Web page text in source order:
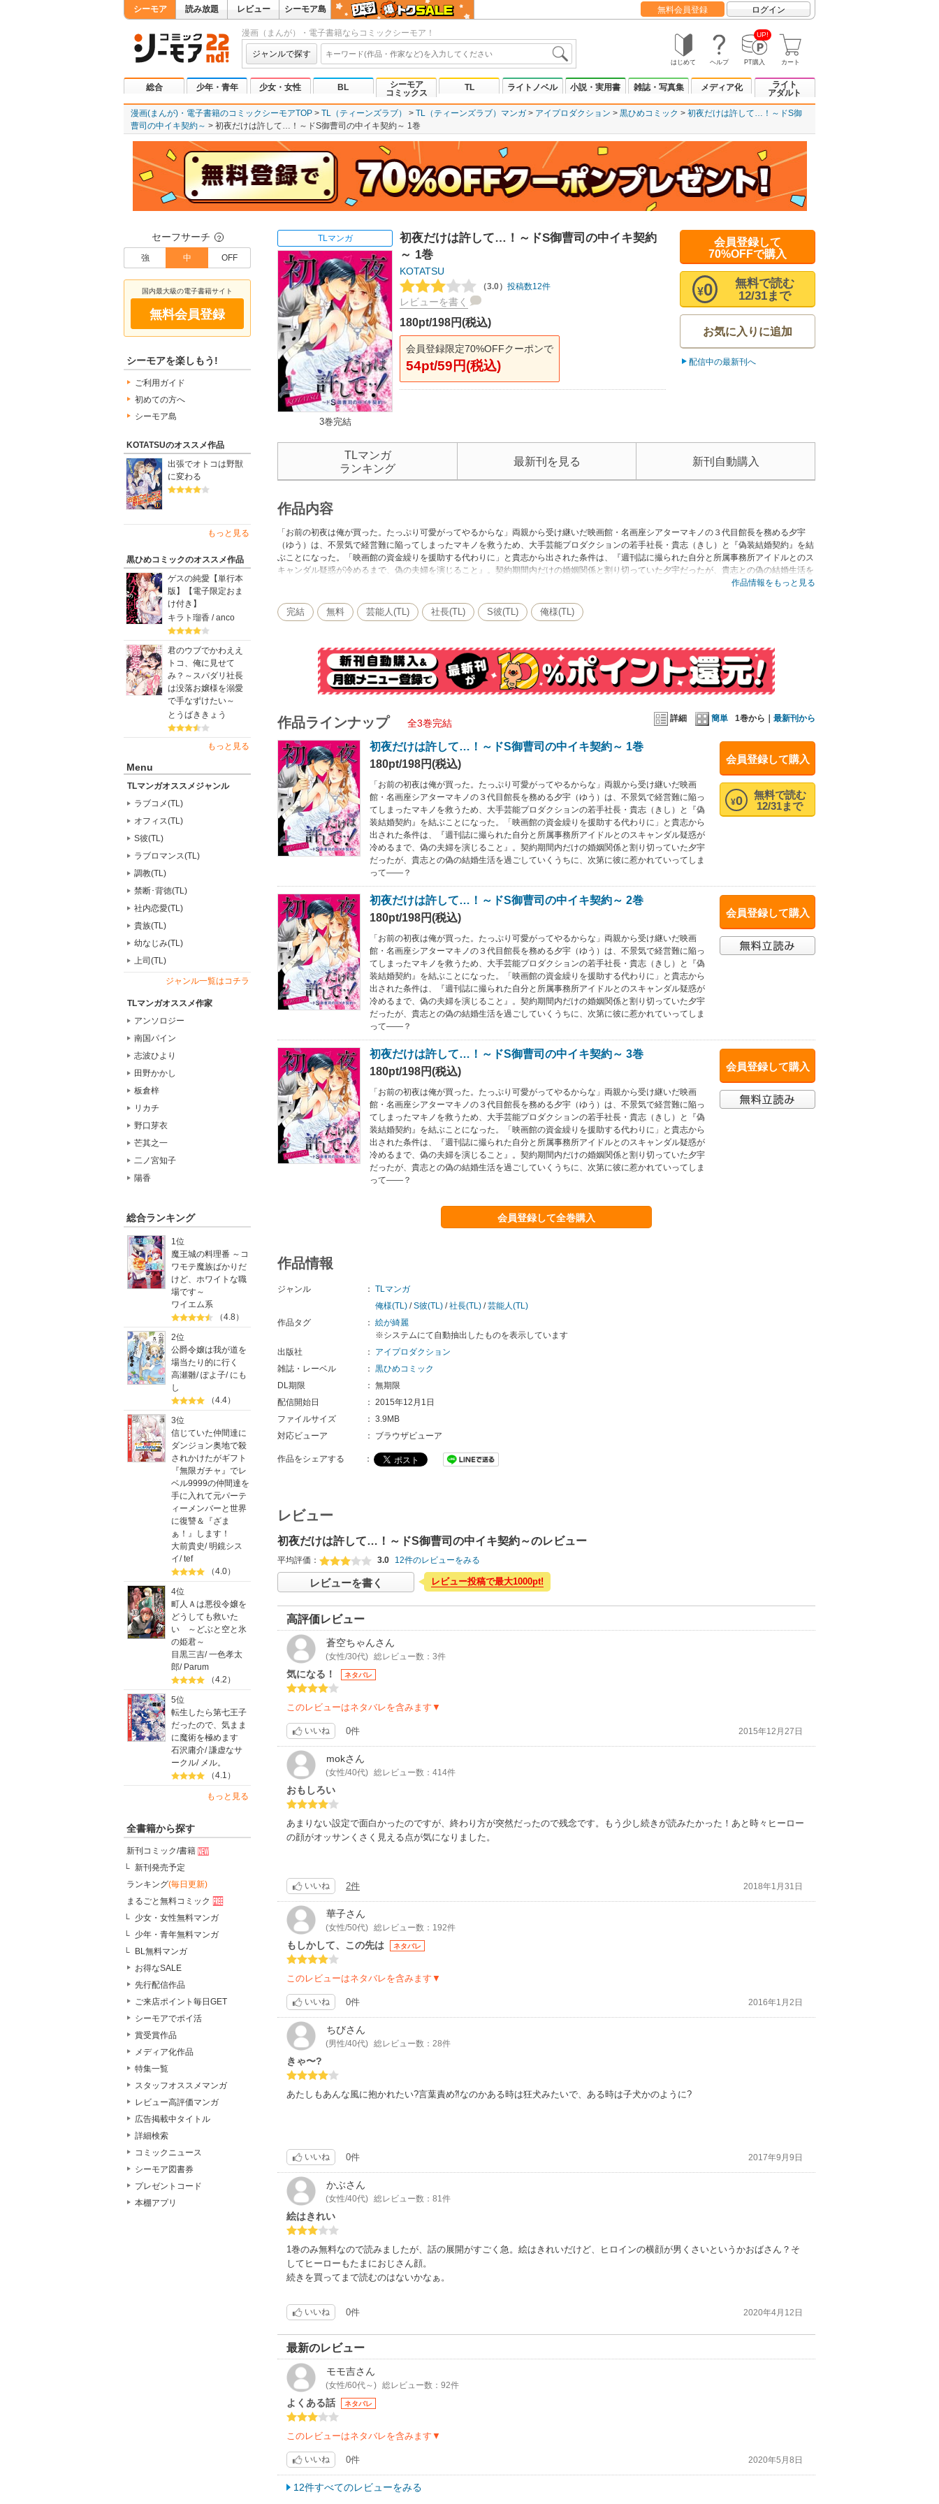
シーモア 読み放題 レビュー シーモア島 無料会員登録 ログイン
漫画（まんが）・電子書籍ならコミックシーモア！
ジャンルで探す
はじめて ヘルプ
UP!
PT購入 カート
総合 少年・青年 少女・女性 BL
シーモア
コミックス
TL ライトノベル 小説・実用書 雑誌・写真集 メディア化
ライト
アダルト
漫画(まんが)・電子書籍のコミックシーモアTOP TL（ティーンズラブ） TL（ティーンズラブ）マンガ アイプロダクション 黒ひめコミック
初夜だけは許して…！～ドS御
曹司の中イキ契約～
初夜だけは許して…！～ドS御曹司の中イキ契約～ 1巻
セーフサーチ ？
強 中 OFF
国内最大級の電子書籍サイト
無料会員登録
シーモアを楽しもう!
ご利用ガイド
初めての方へ
シーモア島
KOTATSUのオススメ作品
出張でオトコは野獣
に変わる
もっと見る
黒ひめコミックのオススメ作品
ゲスの純愛【単行本
版】【電子限定おま
け付き】
キラト瑠香 / anco
君のウブでかわええ
トコ、俺に見せて
み？～スパダリ社長
は没落お嬢様を溺愛
で手なずけたい～
とうばききょう
もっと見る
Menu
TLマンガオススメジャンル
ラブコメ(TL)
オフィス(TL)
S彼(TL)
ラブロマンス(TL)
調教(TL)
禁断･背徳(TL)
社内恋愛(TL)
貴族(TL)
幼なじみ(TL)
上司(TL)
ジャンル一覧はコチラ
TLマンガオススメ作家
アンソロジー
南国パイン
志波ひより
田野かかし
板倉梓
リカチ
野口芽衣
芒其之一
二ノ宮知子
陽香
総合ランキング
1位
魔王城の料理番 ～コ
ワモテ魔族ばかりだ
けど、ホワイトな職
場です～
ワイエム系
（4.8）
2位
公爵令嬢は我が道を
場当たり的に行く
高瀬雛/ぽよ子/ にも
し
（4.4）
3位
信じていた仲間達に
ダンジョン奥地で殺
されかけたがギフト
『無限ガチャ』でレ
ベル9999の仲間達を
手に入れて元パーテ
ィーメンバーと世界
に復讐＆『ざま
ぁ！』します！
大前貴史/明鏡シス
イ/tef
（4.0）
4位
町人Ａは悪役令嬢を
どうしても救いた
い ～どぶと空と氷
の姫君～
目黒三吉/一色孝太
郎/ Parum
（4.2）
5位
転生したら第七王子
だったので、気まま
に魔術を極めます
石沢庸介/謙虚なサ
ークル/ メル。
（4.1）
もっと見る
全書籍から探す
新刊コミック/書籍
新刊発売予定
ランキング(毎日更新)
まるごと無料コミック
少女・女性無料マンガ
少年・青年無料マンガ
BL無料マンガ
お得なSALE
先行配信作品
ご来店ポイント毎日GET
シーモアでポイ活
賞受賞作品
メディア化作品
特集一覧
スタッフオススメマンガ
レビュー高評価マンガ
広告掲載中タイトル
詳細検索
コミックニュース
シーモア図書券
プレゼントコード
本棚アプリ
TLマンガ
3巻完結
初夜だけは許して…！～ドS御曹司の中イキ契約
～ 1巻
KOTATSU
（3.0） 投稿数12件
レビューを書く
180pt/198円(税込)
会員登録限定70%OFFクーポンで
54pt/59円(税込)
会員登録して
70%OFFで購入
無料で読む
12/31まで
¥0
お気に入りに追加
配信中の最新刊へ
TLマンガ
ランキング
最新刊を見る 新刊自動購入
作品内容
「お前の初夜は俺が買った。たっぷり可愛がってやるからな」両親から受け継いだ映画館・名画座シアターマキノの３代目館長を務める夕宇
（ゆう）は、不景気で経営難に陥ってしまったマキノを救うため、大手芸能プロダクションの若手社長・貴志（きし）と『偽装結婚契約』を結
ぶことになった。「映画館の資金繰りを援助する代わりに」と貴志から出された条件は、『週刊誌に撮られた自分と所属事務所アイドルとのス
キャンダル疑惑が冷めるまで、偽の夫婦を演じること』。契約期間内だけの婚姻関係と割り切っていた夕宇だったが、貴志との偽の結婚生活を
作品情報をもっと見る
完結 無料 芸能人(TL) 社長(TL) S彼(TL) 俺様(TL)
詳細 簡単 1巻から｜ 最新刊から
作品ラインナップ 全3巻完結
会員登録して購入
無料で読む
12/31まで
¥0
初夜だけは許して…！～ドS御曹司の中イキ契約～ 1巻
180pt/198円(税込)
「お前の初夜は俺が買った。たっぷり可愛がってやるからな」両親から受け継いだ映画
館・名画座シアターマキノの３代目館長を務める夕宇（ゆう）は、不景気で経営難に陥っ
てしまったマキノを救うため、大手芸能プロダクションの若手社長・貴志（きし）と『偽
装結婚契約』を結ぶことになった。「映画館の資金繰りを援助する代わりに」と貴志から
出された条件は、『週刊誌に撮られた自分と所属事務所アイドルとのスキャンダル疑惑が
冷めるまで、偽の夫婦を演じること』。契約期間内だけの婚姻関係と割り切っていた夕宇
だったが、貴志との偽の結婚生活を過ごしていくうちに、次第に彼に惹かれていってしま
って――？
会員登録して購入
初夜だけは許して…！～ドS御曹司の中イキ契約～ 2巻
180pt/198円(税込)
「お前の初夜は俺が買った。たっぷり可愛がってやるからな」両親から受け継いだ映画
館・名画座シアターマキノの３代目館長を務める夕宇（ゆう）は、不景気で経営難に陥っ
てしまったマキノを救うため、大手芸能プロダクションの若手社長・貴志（きし）と『偽
装結婚契約』を結ぶことになった。「映画館の資金繰りを援助する代わりに」と貴志から
出された条件は、『週刊誌に撮られた自分と所属事務所アイドルとのスキャンダル疑惑が
冷めるまで、偽の夫婦を演じること』。契約期間内だけの婚姻関係と割り切っていた夕宇
だったが、貴志との偽の結婚生活を過ごしていくうちに、次第に彼に惹かれていってしま
って――？
会員登録して購入
初夜だけは許して…！～ドS御曹司の中イキ契約～ 3巻
180pt/198円(税込)
「お前の初夜は俺が買った。たっぷり可愛がってやるからな」両親から受け継いだ映画
館・名画座シアターマキノの３代目館長を務める夕宇（ゆう）は、不景気で経営難に陥っ
てしまったマキノを救うため、大手芸能プロダクションの若手社長・貴志（きし）と『偽
装結婚契約』を結ぶことになった。「映画館の資金繰りを援助する代わりに」と貴志から
出された条件は、『週刊誌に撮られた自分と所属事務所アイドルとのスキャンダル疑惑が
冷めるまで、偽の夫婦を演じること』。契約期間内だけの婚姻関係と割り切っていた夕宇
だったが、貴志との偽の結婚生活を過ごしていくうちに、次第に彼に惹かれていってしま
って――？
会員登録して全巻購入
作品情報
ジャンル ： TLマンガ
俺様(TL) /S彼(TL) /社長(TL) /芸能人(TL)
作品タグ
： 絵が綺麗
※システムにて自動抽出したものを表示しています
出版社
：
アイプロダクション
雑誌・レーベル
： 黒ひめコミック
DL期限
： 無期限
配信開始日
： 2015年12月1日
ファイルサイズ
： 3.9MB
対応ビューア
： ブラウザビューア
作品をシェアする ：
レビュー
初夜だけは許して…！～ドS御曹司の中イキ契約～のレビュー
平均評価： 3.0 12件のレビューをみる
レビューを書く レビュー投稿で最大1000pt!
高評価レビュー
蒼空ちゃんさん
(女性/30代) 総レビュー数：3件
気になる！ ネタバレ
このレビューはネタバレを含みます▼
いいね 0件 2015年12月27日
mokさん
(女性/40代) 総レビュー数：414件
おもしろい
あまりない設定で面白かったのですが、終わり方が突然だったので残念です。もう少し続きが読みたかった！あと時々ヒーロー
の顔がオッサンくさく見える点が気になりました。
いいね 2件 2018年1月31日
華子さん
(女性/50代) 総レビュー数：192件
もしかして、この先は ネタバレ
このレビューはネタバレを含みます▼
いいね 0件 2016年1月2日
ちびさん
(男性/40代) 総レビュー数：28件
きゃ〜?
あたしもあんな風に抱かれたい?言葉責め⁈なのかある時は狂犬みたいで、ある時は子犬かのように?
いいね 0件 2017年9月9日
かぶさん
(女性/40代) 総レビュー数：81件
絵はきれい
1巻のみ無料なので読みましたが、話の展開がすごく急。絵はきれいだけど、ヒロインの横顔が男くさいというかおばさん？そ
してヒーローもたまにおじさん顔。
続きを買ってまで読むのはないかなぁ。
いいね 0件 2020年4月12日
最新のレビュー
モモ吉さん
(女性/60代～) 総レビュー数：92件
よくある話 ネタバレ
このレビューはネタバレを含みます▼
いいね 0件 2020年5月8日
12件すべてのレビューをみる